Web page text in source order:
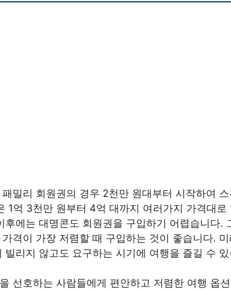
밀리 회원권의 경우 2천만 원대부터 시작하여
1억 3천만 원부터 4억 대까지 여러가지 가격대로
후에는 대명콘도 회원권을 구입하기 어렵습니다.
격이 가장 저렴할 때 구입하는 것이 좋습니다.
빌리지 않고도 요구하는 시기에 여행을 즐길 수
선호하는 사람들에게 편안하고 저렴한 여행 옵